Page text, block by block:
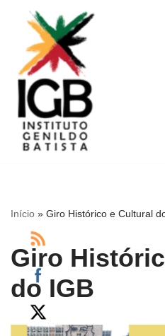
para
conteúdo
Início » Giro Histórico e Cultural
Giro
do IGB